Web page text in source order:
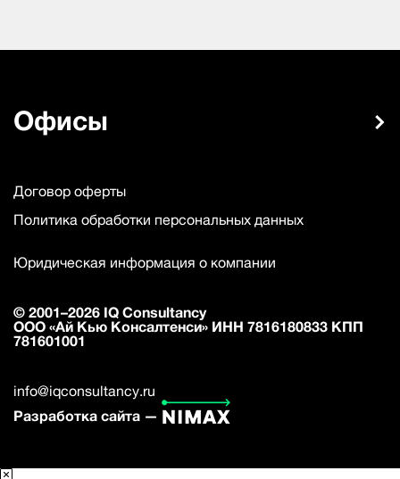
Офисы
Договор оферты
Политика обработки персональных данных
Юридическая информация о компании
© 2001–2026 IQ Consultancy
ООО «Ай Кью Консалтенси» ИНН 7816180833 КПП
781601001
info@iqconsultancy.ru
Разработка сайта —